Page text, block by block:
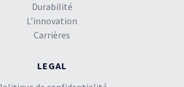
Durabilité
L’innovation
Carrières
LEGAL